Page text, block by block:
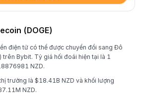
(DOGE)
điện tử có thể được chuyển đổi sang Đô
trên Bybit. Tỷ giá hối đoái hiện tại là 1
NZD.
trường là $18.41B NZD và khối lượng
NZD.